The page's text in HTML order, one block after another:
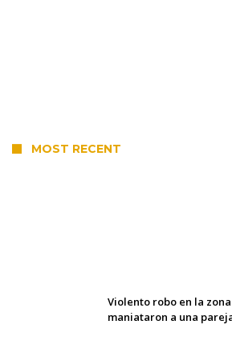
MOST RECENT
Violento robo en la
maniataron a una